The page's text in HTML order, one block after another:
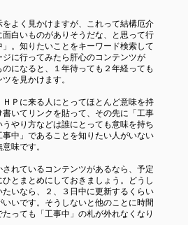
をよく見かけますが、これって結構厄介
白いものがありそうだな、と思って行
。知りたいことをキーワード検索して
に行ってみたら肝心のコンテンツが
のになると、１年待っても２年経っても
を見かけます。
ＨＰに来る人にとってほとんど意味を持
いてリンクを貼って、その先に「工事
やり方などは誰にとっても意味を持ち
事中」であることを知りたい人がいない
味です。
されているコンテンツがあるなら、予定
とまとめにしておきましょう。どうし
いなら、２、３日中に更新するくらい
いです。そうしないと他のことに時間
っても「工事中」の札が外れなくなり